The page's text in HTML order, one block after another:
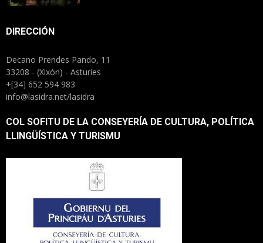
DIRECCIÓN
Decano Prendes Pando, 11
33208 - (Xixón) - Asturies
+[34] 652 594 983
info@lasidra.net/lasidra
COL SOFITU DE LA CONSEYERÍA DE CULTURA, POLÍTICA
LLINGÜÍSTICA Y TURISMU